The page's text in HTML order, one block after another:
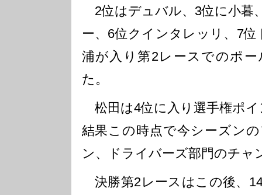
2位はデュバル、3位に小暮
ー、6位クインタレッリ、7
浦が入り第2レースでのポ
た。
松田は4位に入り選手権ポ
結果この時点で今シーズン
ン、ドライバーズ部門のチャ
決勝第2レースはこの後、